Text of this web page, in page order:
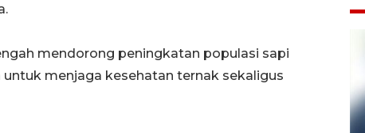
mendorong peningkatan populasi sapi
menjaga kesehatan ternak sekaligus